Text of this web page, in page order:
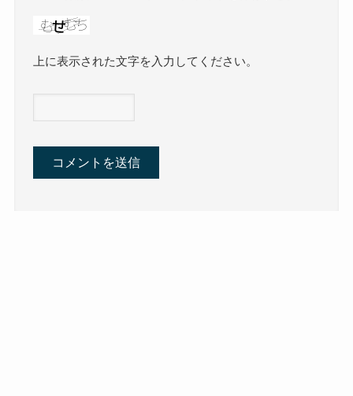
上に表示された文字を入力してください。